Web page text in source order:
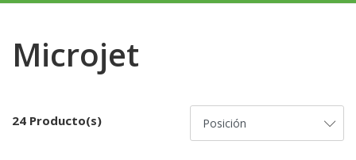
Microjet
24 Producto(s)